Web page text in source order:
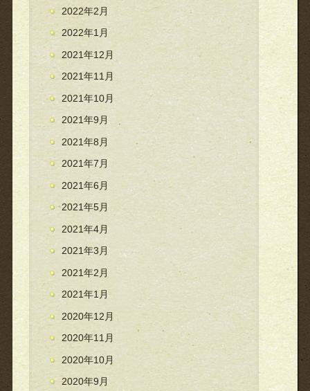
2022年2月
2022年1月
2021年12月
2021年11月
2021年10月
2021年9月
2021年8月
2021年7月
2021年6月
2021年5月
2021年4月
2021年3月
2021年2月
2021年1月
2020年12月
2020年11月
2020年10月
2020年9月